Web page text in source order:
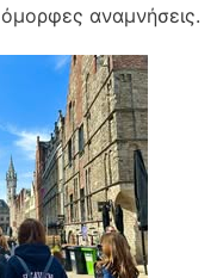
αναμνήσεις.